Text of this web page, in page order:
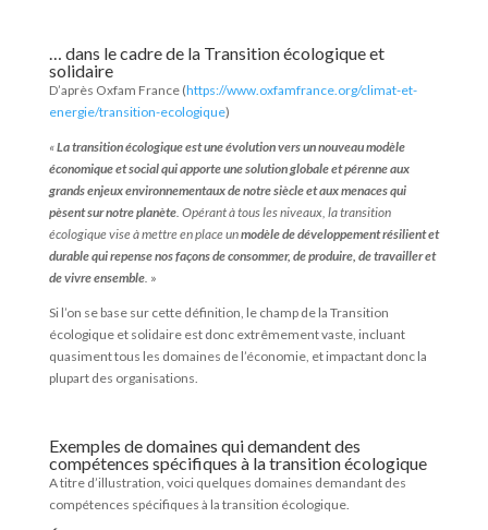
… dans le cadre de la Transition écologique et
solidaire
D’après Oxfam France (https://www.oxfamfrance.org/climat-et-
energie/transition-ecologique)
«La transition écologique est une évolution vers un nouveau modèle
économique et social qui apporte une solution globale et pérenne aux
grands enjeux environnementaux de notre siècle et aux menaces qui
pèsent sur notre planète. Opérant à tous les niveaux, la transition
écologique vise à mettre en place unmodèle de développement résilient et
durable qui repense nos façons de consommer, de produire, de travailler et
de vivre ensemble. »
Si l’on se base sur cette définition, le champ de la Transition
écologique et solidaire est donc extrêmement vaste, incluant
quasiment tous les domaines de l’économie, et impactant donc la
plupart des organisations.
Exemples de domaines qui demandent des
compétences spécifiques à la transition écologique
A titre d’illustration, voici quelques domaines demandant des
compétences spécifiques à la transition écologique.